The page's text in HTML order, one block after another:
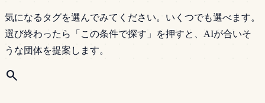
気になるタグを選んでみてください。いくつでも選べます。
選び終わったら「この条件で探す」を押すと、AIが合いそ
うな団体を提案します。
search